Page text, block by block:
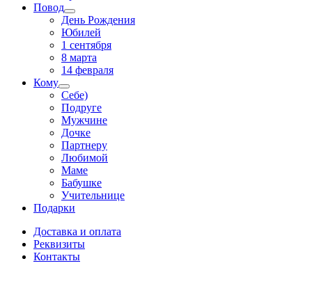
Повод
День Рождения
Юбилей
1 сентября
8 марта
14 февраля
Кому
Себе)
Подруге
Мужчине
Дочке
Партнеру
Любимой
Маме
Бабушке
Учительнице
Подарки
Доставка и оплата
Реквизиты
Контакты